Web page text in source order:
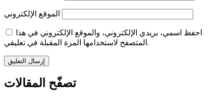
الموقع الإلكتروني
احفظ اسمي، بريدي الإلكتروني، والموقع الإلكتروني في هذا
المتصفح لاستخدامها المرة المقبلة في تعليقي.
تصفّح المقالات